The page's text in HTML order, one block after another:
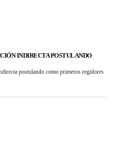
INDIRECTA POSTULANDO
postulando como primeros regidores